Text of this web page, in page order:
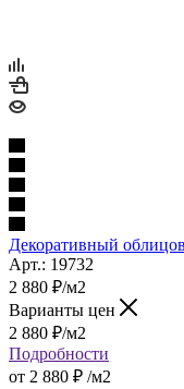
Декоративный
Арт.: 19732
2 880 ₽/м2
Варианты цен
2 880 ₽/м2
Подробности
от 2 880 ₽ /м2